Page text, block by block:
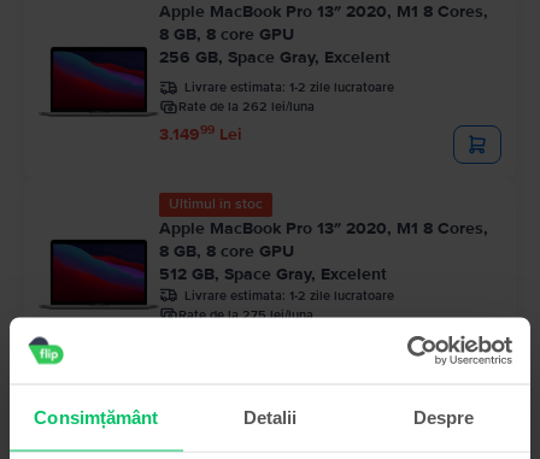
Consimțământ Detalii Despre
Apple MacBook Pro 13″ 2020, M1 8 Cores,
8 GB, 8 core GPU
256 GB, Space Gray, Excelent
Livrare estimata: 1-2 zile lucratoare
Rate de la 262 lei/luna
3.14999 Lei
Ultimul în stoc
Apple MacBook Pro 13″ 2020, M1 8 Cores,
8 GB, 8 core GPU
512 GB, Space Gray, Excelent
Livrare estimata: 1-2 zile lucratoare
Rate de la 275 lei/luna